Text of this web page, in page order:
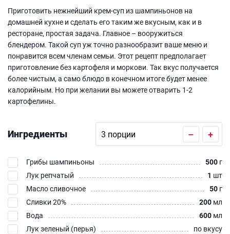
Приготовить нежнейший крем-суп из шампиньонов на
домашней кухне и сделать его таким же вкусным, как и в
ресторане, простая задача. Главное – вооружиться
блендером. Такой суп уж точно разнообразит ваше меню и
понравится всем членам семьи. Этот рецепт предполагает
приготовление без картофеля и моркови. Так вкус получается
более чистым, а само блюдо в конечном итоге будет менее
калорийным. Но при желании вы можете отварить 1-2
картофелины.
Ингредиенты – +
Грибы шампиньоны 500 г
Лук репчатый
1 шт
Масло сливочное
50 г
Сливки 20%
200 мл
Вода
600 мл
Лук зеленый (перья)
по вкусу